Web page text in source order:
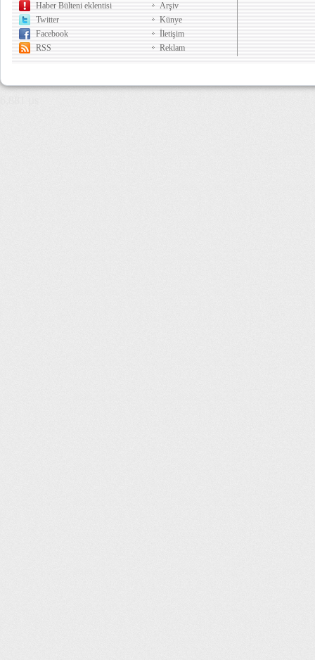
Haber Bülteni eklentisi
Twitter
Facebook
RSS
Arşiv
Künye
İletişim
Reklam